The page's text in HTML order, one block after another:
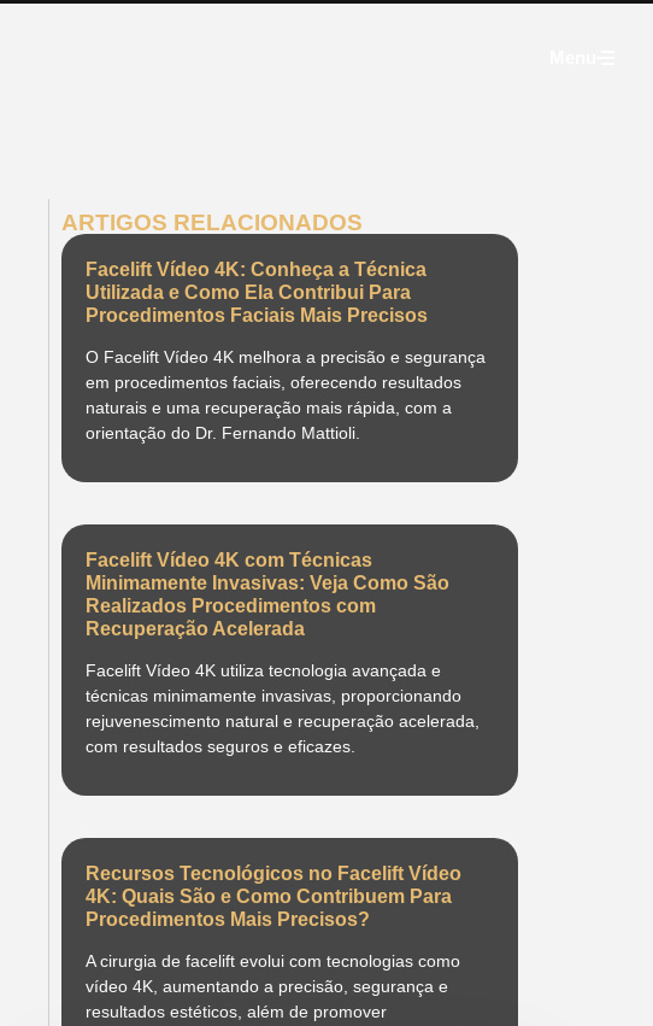
ARTIGOS RELACIONADOS
Facelift Vídeo 4K: Conheça a Técnica
Utilizada e Como Ela Contribui Para
Procedimentos Faciais Mais Precisos
O Facelift Vídeo 4K melhora a precisão e segurança
em procedimentos faciais, oferecendo resultados
naturais e uma recuperação mais rápida, com a
orientação do Dr. Fernando Mattioli.
Facelift Vídeo 4K com Técnicas
Minimamente Invasivas: Veja Como São
Realizados Procedimentos com
Recuperação Acelerada
Facelift Vídeo 4K utiliza tecnologia avançada e
técnicas minimamente invasivas, proporcionando
rejuvenescimento natural e recuperação acelerada,
com resultados seguros e eficazes.
Recursos Tecnológicos no Facelift Vídeo
4K: Quais São e Como Contribuem Para
Procedimentos Mais Precisos?
A cirurgia de facelift evolui com tecnologias como
vídeo 4K, aumentando a precisão, segurança e
resultados estéticos, além de promover